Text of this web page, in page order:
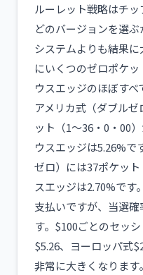
ルーレット戦略はチッ
どのバージョンを選
システムよりも結果
にいくつのゼロポケ
ウスエッジのほぼすべ
アメリカ式（ダブル
ット（1〜36・0・00
ウスエッジは5.26%で
ゼロ）には37ポケッ
スエッジは2.70%です
支払いですが、当選
す。$100ごとのセッ
$5.26、ヨーロッパ式
非常に大きくなります。